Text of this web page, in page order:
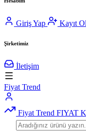
Giriş Yap Kayıt Ol
Şirketimiz
İletişim
Fiyat Trend
Fiyat Trend FIYAT